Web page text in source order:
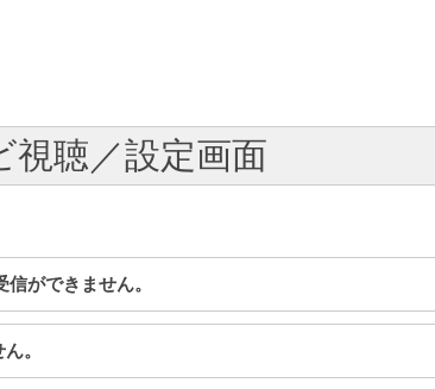
視聴／設定画面
ができません。
。